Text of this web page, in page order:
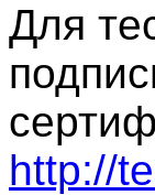
Для
http://